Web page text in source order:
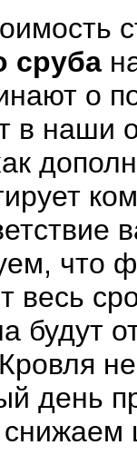
сруба
о
в наши
что
весь
будут
день